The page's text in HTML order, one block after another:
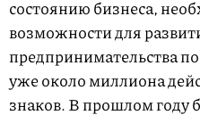
состоянию бизнеса,
возможности для
предпринимательства
уже около миллиона
знаков. В прошлом году